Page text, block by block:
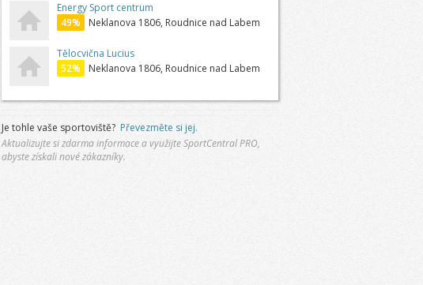
Energy Sport centrum
49%
Neklanova 1806, Roudnice nad Labem
Tělocvična Lucius
52%
Neklanova 1806, Roudnice nad Labem
Je tohle vaše sportoviště? Převezměte si jej.
Aktualizujte si zdarma informace a využijte SportCentral PRO,
abyste získali nové zákazníky.